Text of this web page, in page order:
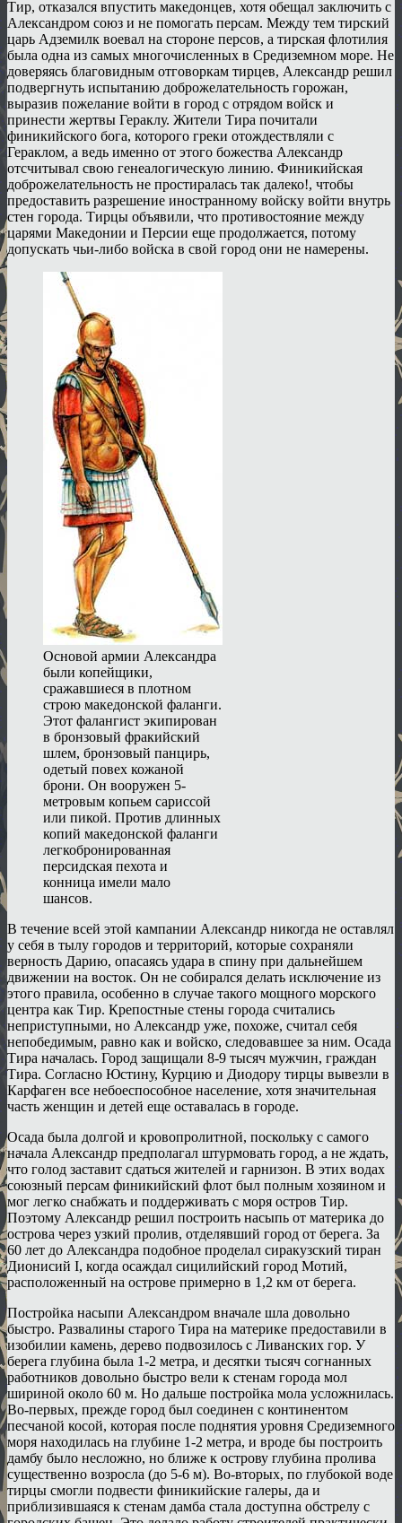
Тир, отказался впустить македонцев, хотя обещал заключить с
Александром союз и не помогать персам. Между тем тирский
царь Адземилк воевал на стороне персов, а тирская флотилия
была одна из самых многочисленных в Средиземном море. Не
доверяясь благовидным отговоркам тирцев, Александр решил
подвергнуть испытанию доброжелательность горожан,
выразив пожелание войти в город с отрядом войск и
принести жертвы Гераклу. Жители Тира почитали
финикийского бога, которого греки отождествляли с
Гераклом, а ведь именно от этого божества Александр
отсчитывал свою генеалогическую линию. Финикийская
доброжелательность не простиралась так далеко!, чтобы
предоставить разрешение иностранному войску войти внутрь
стен города. Тирцы объявили, что противостояние между
царями Македонии и Персии еще продолжается, потому
допускать чьи-либо войска в свой город они не намерены.
Основой армии Александра
были копейщики,
сражавшиеся в плотном
строю македонской фаланги.
Этот фалангист экипирован
в бронзовый фракийский
шлем, бронзовый панцирь,
одетый повех кожаной
брони. Он вооружен 5-
метровым копьем сариссой
или пикой. Против длинных
копий македонской фаланги
легкобронированная
персидская пехота и
конница имели мало
шансов.
В течение всей этой кампании Александр никогда не оставлял
у себя в тылу городов и территорий, которые сохраняли
верность Дарию, опасаясь удара в спину при дальнейшем
движении на восток. Он не собирался делать исключение из
этого правила, особенно в случае такого мощного морского
центра как Тир. Крепостные стены города считались
неприступными, но Александр уже, похоже, считал себя
непобедимым, равно как и войско, следовавшее за ним. Осада
Тира началась. Город защищали 8-9 тысяч мужчин, граждан
Тира. Согласно Юстину, Курцию и Диодору тирцы вывезли в
Карфаген все небоеспособное население, хотя значительная
часть женщин и детей еще оставалась в городе.
Осада была долгой и кровопролитной, поскольку с самого
начала Александр предполагал штурмовать город, а не ждать,
что голод заставит сдаться жителей и гарнизон. В этих водах
союзный персам финикийский флот был полным хозяином и
мог легко снабжать и поддерживать с моря остров Тир.
Поэтому Александр решил построить насыпь от материка до
острова через узкий пролив, отделявший город от берега. За
60 лет до Александра подобное проделал сиракузский тиран
Дионисий I, когда осаждал сицилийский город Мотий,
расположенный на острове примерно в 1,2 км от берега.
Постройка насыпи Александром вначале шла довольно
быстро. Развалины старого Тира на материке предоставили в
изобилии камень, дерево подвозилось с Ливанских гор. У
берега глубина была 1-2 метра, и десятки тысяч согнанных
работников довольно быстро вели к стенам города мол
шириной около 60 м. Но дальше постройка мола усложнилась.
Во-первых, прежде город был соединен с континентом
песчаной косой, которая после поднятия уровня Средиземного
моря находилась на глубине 1-2 метра, и вроде бы построить
дамбу было несложно, но ближе к острову глубина пролива
существенно возросла (до 5-6 м). Во-вторых, по глубокой воде
тирцы смогли подвести финикийские галеры, да и
приблизившаяся к стенам дамба стала доступна обстрелу с